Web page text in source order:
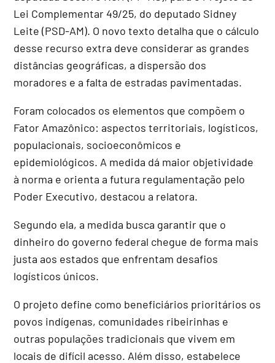
Lei Complementar 49/25, do deputado Sidney
Leite (PSD-AM). O novo texto detalha que o cálculo
desse recurso extra deve considerar as grandes
distâncias geográficas, a dispersão dos
moradores e a falta de estradas pavimentadas.
Foram colocados os elementos que compõem o
Fator Amazônico: aspectos territoriais, logísticos,
populacionais, socioeconômicos e
epidemiológicos. A medida dá maior objetividade
à norma e orienta a futura regulamentação pelo
Poder Executivo, destacou a relatora.
Segundo ela, a medida busca garantir que o
dinheiro do governo federal chegue de forma mais
justa aos estados que enfrentam desafios
logísticos únicos.
O projeto define como beneficiários prioritários os
povos indígenas, comunidades ribeirinhas e
outras populações tradicionais que vivem em
locais de difícil acesso. Além disso, estabelece